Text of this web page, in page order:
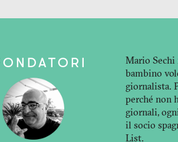
Mario Sechi
bambino
giornalista.
perché non
giornali,
il socio
List.